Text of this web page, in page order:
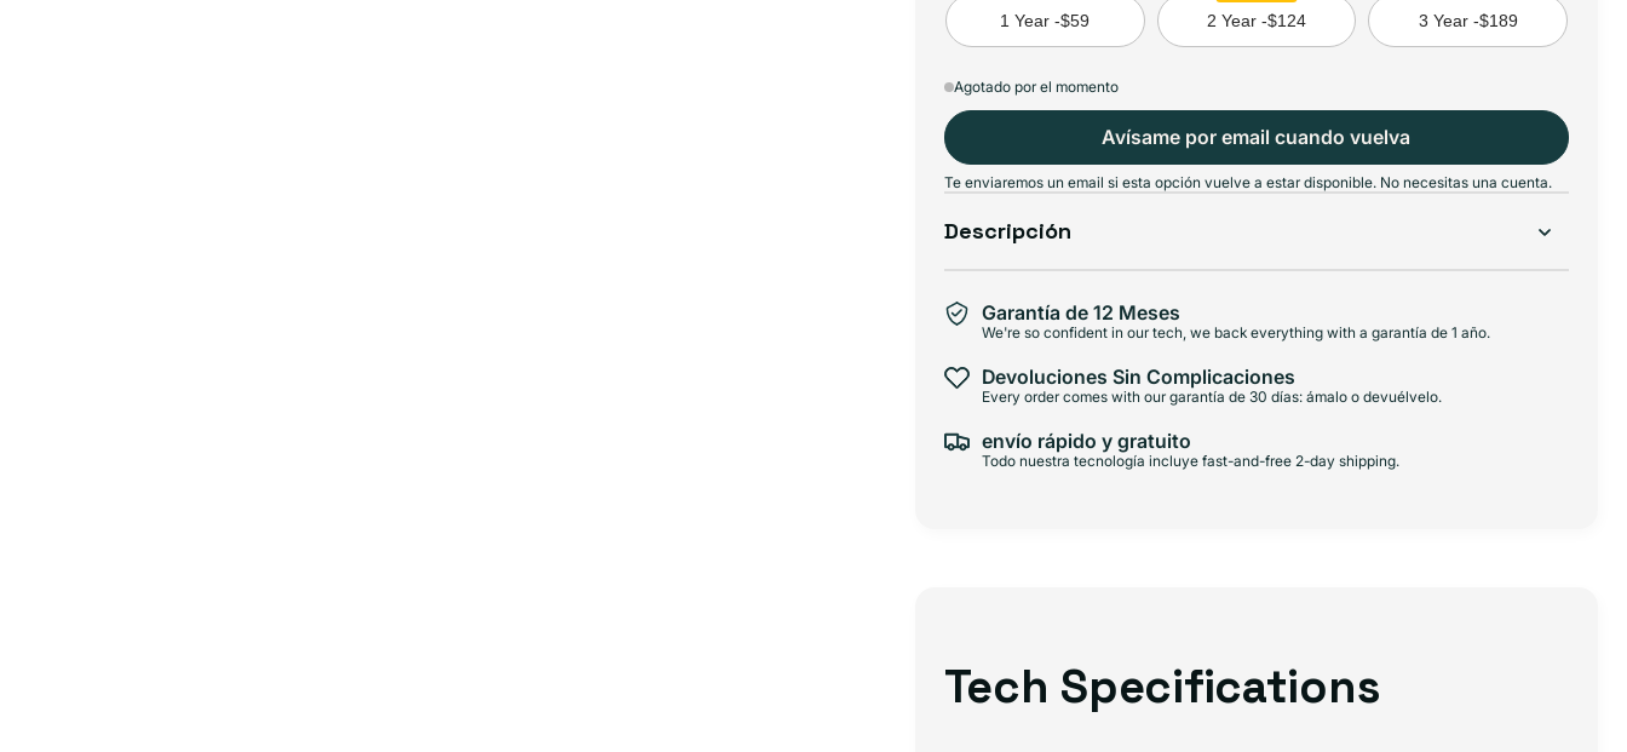
1 Year -$59 2 Year -$124 3 Year -$189
Agotado por el momento
Avísame por email cuando vuelva
Te enviaremos un email si esta opción vuelve a estar disponible. No necesitas una cuenta.
Descripción
Garantía de 12 Meses
We're so confident in our tech, we back everything with a garantía de 1 año.
Devoluciones Sin Complicaciones
Every order comes with our garantía de 30 días: ámalo o devuélvelo.
envío rápido y gratuito
Todo nuestra tecnología incluye fast-and-free 2-day shipping.
Tech Specifications